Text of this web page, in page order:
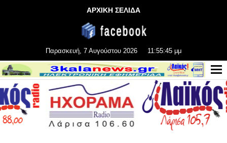
ΑΡΧΙΚΗ ΣΕΛΙΔΑ
Παρασκευή, 7 Αυγούστου 2026 11:55:45 μμ